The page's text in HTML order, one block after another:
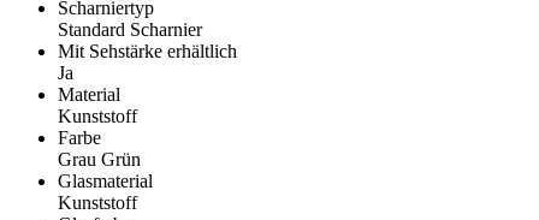
Scharniertyp
Standard Scharnier
Mit Sehstärke erhältlich
Ja
Material
Kunststoff
Farbe
Grau Grün
Glasmaterial
Kunststoff